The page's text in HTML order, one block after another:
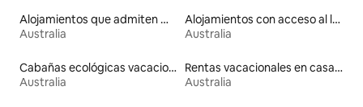
Alojamientos que admiten mascotas
Australia
Alojamientos con acceso al lago
Australia
Cabañas ecológicas vacacionales
Australia
Rentas vacacionales en casas en árbol
Australia